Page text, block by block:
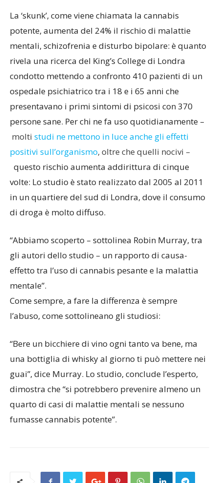
La ‘skunk’, come viene chiamata la cannabis
potente, aumenta del 24% il rischio di malattie
mentali, schizofrenia e disturbo bipolare: è quanto
rivela una ricerca del King’s College di Londra
condotto mettendo a confronto 410 pazienti di un
ospedale psichiatrico tra i 18 e i 65 anni che
presentavano i primi sintomi di psicosi con 370
persone sane. Per chi ne fa uso quotidianamente –
molti studi ne mettono in luce anche gli effetti
positivi sull’organismo, oltre che quelli nocivi –
questo rischio aumenta addirittura di cinque
volte: Lo studio è stato realizzato dal 2005 al 2011
in un quartiere del sud di Londra, dove il consumo
di droga è molto diffuso.
“Abbiamo scoperto – sottolinea Robin Murray, tra
gli autori dello studio – un rapporto di causa-
effetto tra l’uso di cannabis pesante e la malattia
mentale”.
Come sempre, a fare la differenza è sempre
l’abuso, come sottolineano gli studiosi:
“Bere un bicchiere di vino ogni tanto va bene, ma
una bottiglia di whisky al giorno ti può mettere nei
guai”, dice Murray. Lo studio, conclude l’esperto,
dimostra che “si potrebbero prevenire almeno un
quarto di casi di malattie mentali se nessuno
fumasse cannabis potente”.